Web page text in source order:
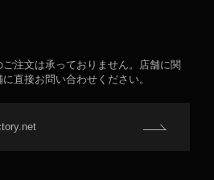
注文は承っておりません。店舗に関
直接お問い合わせください。